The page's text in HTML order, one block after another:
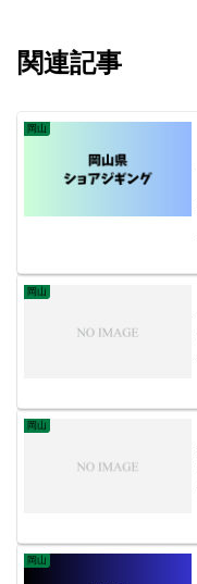
関連記事
岡山
岡山
岡山
岡山